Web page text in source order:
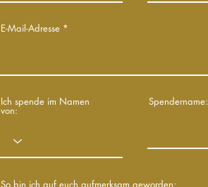
E-Mail-Adresse
Ich spende im Namen
von:
Spendername:
So bin ich auf euch aufmerksam geworden: